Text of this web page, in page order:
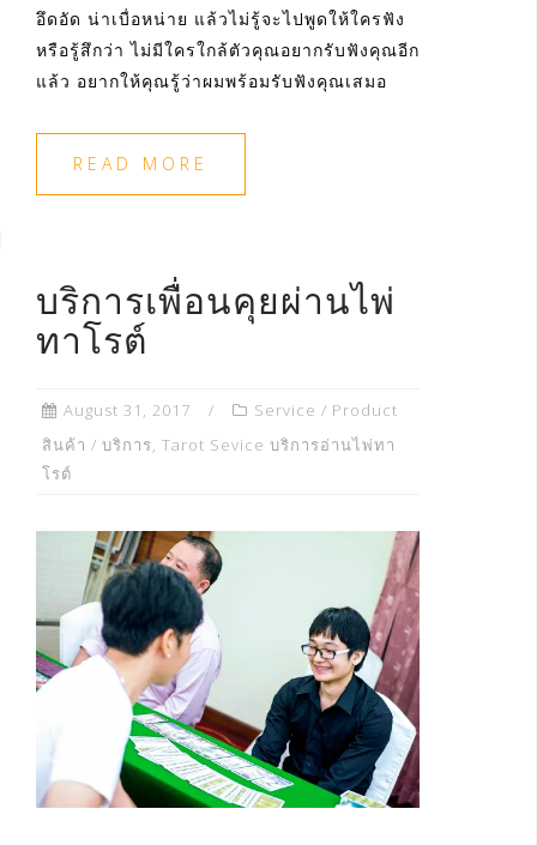
อึดอัด น่าเบื่อหน่าย แล้วไม่รู้จะไปพูดให้ใครฟัง
หรือรู้สึกว่า ไม่มีใครใกล้ตัวคุณอยากรับฟังคุณอีก
แล้ว อยากให้คุณรู้ว่าผมพร้อมรับฟังคุณเสมอ
READ MORE
บริการเพื่อนคุยผ่านไพ่
ทาโรต์
August 31, 2017
Service / Product
สินค้า / บริการ, Tarot Sevice บริการอ่านไพ่ทา
โรต์